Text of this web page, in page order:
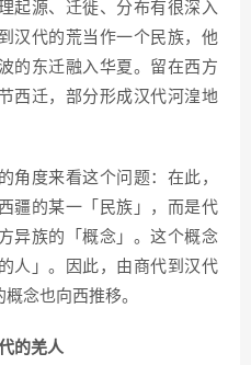
起源、迁徙、分布有很深入
汉代的荒当作一个民族，他
的东迁融入华夏。留在西方
西迁，部分形成汉代河湟地
度来看这个问题：在此，
疆的某一「民族」，而是代
异族的「概念」。这个概念
人」。因此，由商代到汉代
念也向西推移。
的羌人